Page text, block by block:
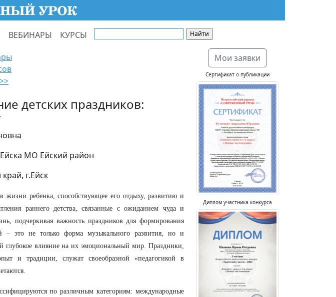
ВЕБИНАРЫ КУРСЫ
детских праздников:
МО Ейский район
г.Ейск
жизни ребенка, способствующее его отдыху, развитию и
раннего детства, связанные с ожиданием чуда и
подчеркивая важность праздников для формирования
– это не только форма музыкального развития, но и
глубокое влияние на их эмоциональный мир. Праздники,
и традиции, служат своеобразной «педагогикой в
по различным категориям: международные
Мои заявки
Сертификат о публикации
Диплом участника конкурса